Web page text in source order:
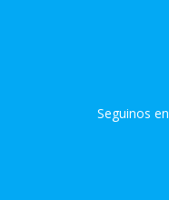
Seguinos en